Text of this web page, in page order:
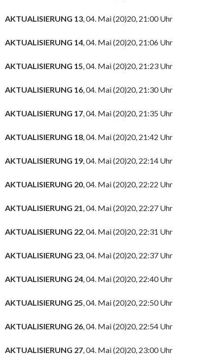
AKTUALISIERUNG 13, 04. Mai (20)20, 21:00 Uhr
AKTUALISIERUNG 14, 04. Mai (20)20, 21:06 Uhr
AKTUALISIERUNG 15, 04. Mai (20)20, 21:23 Uhr
AKTUALISIERUNG 16, 04. Mai (20)20, 21:30 Uhr
AKTUALISIERUNG 17, 04. Mai (20)20, 21:35 Uhr
AKTUALISIERUNG 18, 04. Mai (20)20, 21:42 Uhr
AKTUALISIERUNG 19, 04. Mai (20)20, 22:14 Uhr
AKTUALISIERUNG 20, 04. Mai (20)20, 22:22 Uhr
AKTUALISIERUNG 21, 04. Mai (20)20, 22:27 Uhr
AKTUALISIERUNG 22, 04. Mai (20)20, 22:31 Uhr
AKTUALISIERUNG 23, 04. Mai (20)20, 22:37 Uhr
AKTUALISIERUNG 24, 04. Mai (20)20, 22:40 Uhr
AKTUALISIERUNG 25, 04. Mai (20)20, 22:50 Uhr
AKTUALISIERUNG 26, 04. Mai (20)20, 22:54 Uhr
AKTUALISIERUNG 27, 04. Mai (20)20, 23:00 Uhr